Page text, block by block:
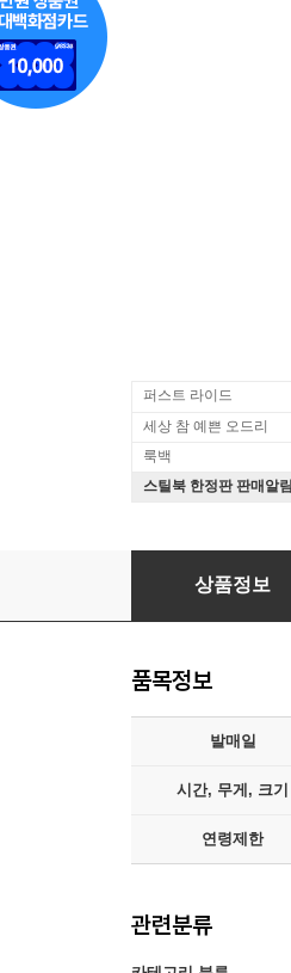
퍼스트 라이드
세상 참 예쁜 오드리
룩백
스틸북 한정판 판매알
터미네이터1 SE
상품정보
품목정보
발매일
시간, 무게, 크기
연령제한
관련분류